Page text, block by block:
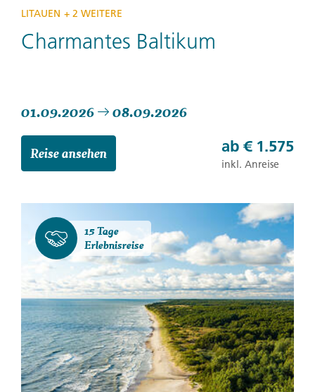
LITAUEN + 2 WEITERE
Charmantes Baltikum
01.09.2026 08.09.2026
Reise ansehen ab € 1.575
inkl. Anreise
15 Tage
Erlebnisreise